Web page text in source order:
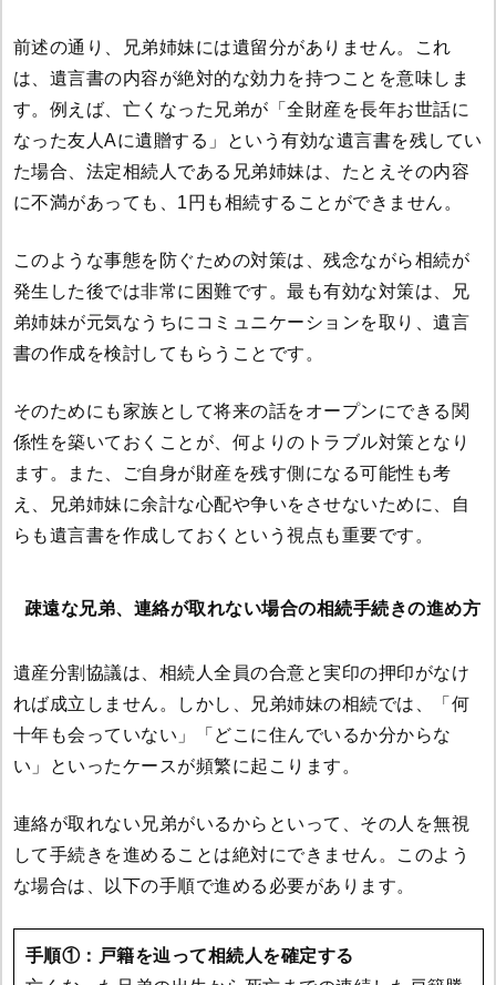
前述の通り、兄弟姉妹には遺留分がありません。これ
は、遺言書の内容が絶対的な効力を持つことを意味しま
す。例えば、亡くなった兄弟が「全財産を長年お世話に
なった友人Aに遺贈する」という有効な遺言書を残してい
た場合、法定相続人である兄弟姉妹は、たとえその内容
に不満があっても、1円も相続することができません。
このような事態を防ぐための対策は、残念ながら相続が
発生した後では非常に困難です。最も有効な対策は、兄
弟姉妹が元気なうちにコミュニケーションを取り、遺言
書の作成を検討してもらうことです。
そのためにも家族として将来の話をオープンにできる関
係性を築いておくことが、何よりのトラブル対策となり
ます。また、ご自身が財産を残す側になる可能性も考
え、兄弟姉妹に余計な心配や争いをさせないために、自
らも遺言書を作成しておくという視点も重要です。
疎遠な兄弟、連絡が取れない場合の相続手続きの進め方
遺産分割協議は、相続人全員の合意と実印の押印がなけ
れば成立しません。しかし、兄弟姉妹の相続では、「何
十年も会っていない」「どこに住んでいるか分からな
い」といったケースが頻繁に起こります。
連絡が取れない兄弟がいるからといって、その人を無視
して手続きを進めることは絶対にできません。このよう
な場合は、以下の手順で進める必要があります。
手順①：戸籍を辿って相続人を確定する